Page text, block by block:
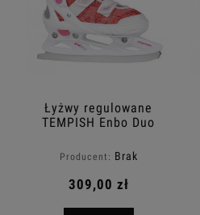
Łyżwy regulowane
TEMPISH Enbo Duo
Producent: Brak
309,00 zł